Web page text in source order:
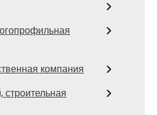
компания
строительная